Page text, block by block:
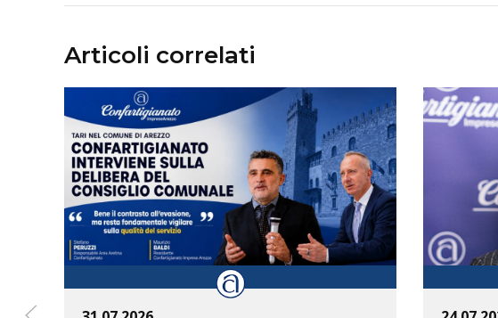
Articoli correlati